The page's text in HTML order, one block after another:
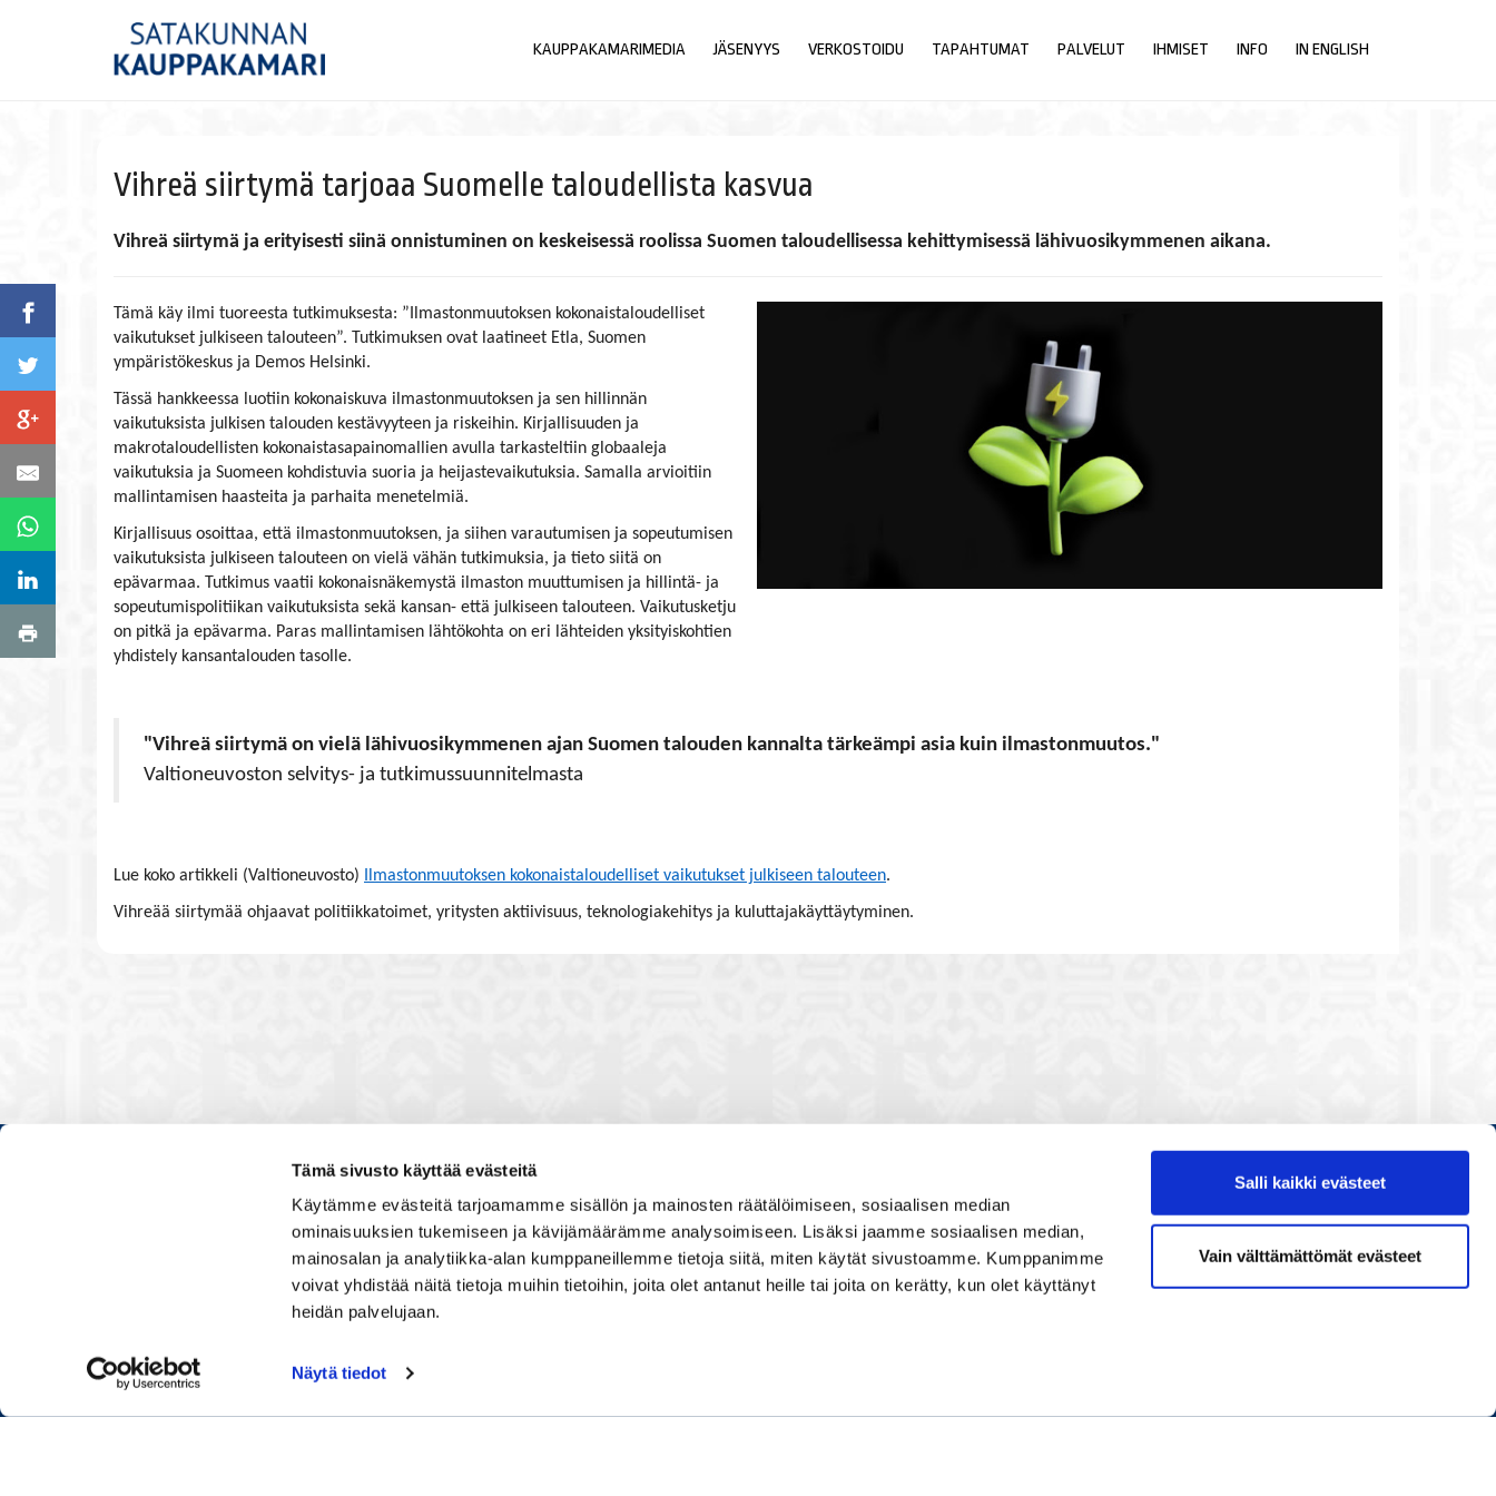
Tämä sivusto käyttää evästeitä
Käytämme evästeitä tarjoamamme sisällön ja mainosten räätälöimiseen, sosiaalisen median
ominaisuuksien tukemiseen ja kävijämäärämme analysoimiseen. Lisäksi jaamme sosiaalisen median,
mainosalan ja analytiikka-alan kumppaneillemme tietoja siitä, miten käytät sivustoamme. Kumppanimme
voivat yhdistää näitä tietoja muihin tietoihin, joita olet antanut heille tai joita on kerätty, kun olet käyttänyt
heidän palvelujaan.
Näytä tiedot
Salli kaikki evästeet
Vain välttämättömät evästeet
KAUPPAKAMARIMEDIA JÄSENYYS VERKOSTOIDU TAPAHTUMAT PALVELUT IHMISET INFO IN ENGLISH
Vihreä siirtymä tarjoaa Suomelle taloudellista kasvua
Vihreä siirtymä ja erityisesti siinä onnistuminen on keskeisessä roolissa Suomen taloudellisessa kehittymisessä lähivuosikymmenen aikana.
Tämä käy ilmi tuoreesta tutkimuksesta: ”Ilmastonmuutoksen kokonaistaloudelliset
vaikutukset julkiseen talouteen”. Tutkimuksen ovat laatineet Etla, Suomen
ympäristökeskus ja Demos Helsinki.
Tässä hankkeessa luotiin kokonaiskuva ilmastonmuutoksen ja sen hillinnän
vaikutuksista julkisen talouden kestävyyteen ja riskeihin. Kirjallisuuden ja
makrotaloudellisten kokonaistasapainomallien avulla tarkasteltiin globaaleja
vaikutuksia ja Suomeen kohdistuvia suoria ja heijastevaikutuksia. Samalla arvioitiin
mallintamisen haasteita ja parhaita menetelmiä.
​​​​​​​Kirjallisuus osoittaa, että ilmastonmuutoksen, ja siihen varautumisen ja sopeutumisen
vaikutuksista julkiseen talouteen on vielä vähän tutkimuksia, ja tieto siitä on
epävarmaa. Tutkimus vaatii kokonaisnäkemystä ilmaston muuttumisen ja hillintä- ja
sopeutumispolitiikan vaikutuksista sekä kansan- että julkiseen talouteen. Vaikutusketju
on pitkä ja epävarma. Paras mallintamisen lähtökohta on eri lähteiden yksityiskohtien
yhdistely kansantalouden tasolle.
"Vihreä siirtymä on vielä lähivuosikymmenen ajan Suomen talouden kannalta tärkeämpi asia kuin ilmastonmuutos."
Valtioneuvoston selvitys- ja tutkimussuunnitelmasta
Lue koko artikkeli (Valtioneuvosto) Ilmastonmuutoksen kokonaistaloudelliset vaikutukset julkiseen talouteen.
Vihreää siirtymää ohjaavat politiikkatoimet, yritysten aktiivisuus, teknologiakehitys ja kuluttajakäyttäytyminen.
luontevasti kollegoidesi kanssa, solmit kiinnostavia kontakteja
ja vaikutat elinkeinoelämän toimintaedellytyksiin yhdessä
muiden yritysjohtajien kanssa. Olet mukana joukossa, joka
uskoo tulevaisuuteen, ajattelee isosti ja kehittää jatkuvasti
osaamistaan.
Valtakatu 6, 28100 Pori
Avoinna ma - pe 8.30 - 15.30.
Painopisteet